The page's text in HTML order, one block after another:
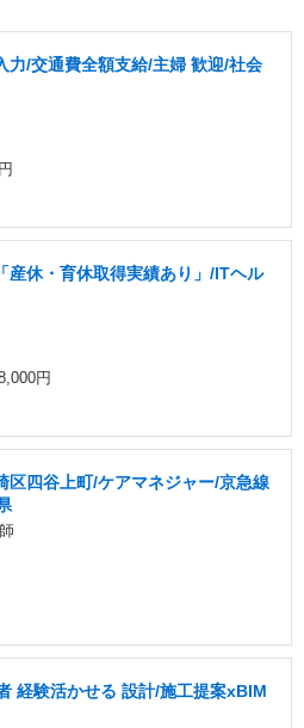
力/交通費全額支給/主婦 歓迎/社会
産休・育休取得実績あり」/ITヘル
円
区四谷上町/ケアマネジャー/京急線
経験活かせる 設計/施工提案xBIM